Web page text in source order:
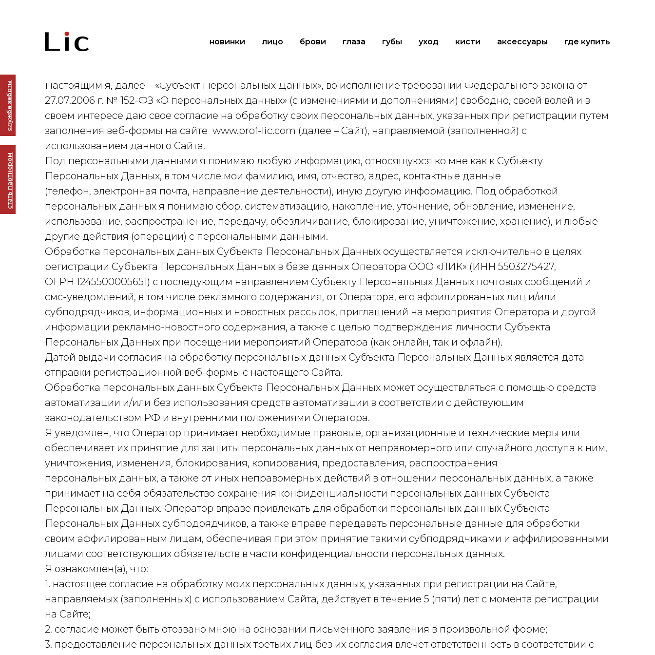
новинки лицо брови глаза губы уход кисти аксессуары где купить
cлужба заботы
cтать партнером
Согласие на обработку персональных данных
Настоящим я, далее – «Субъект Персональных Данных», во исполнение требований Федерального закона от
27.07.2006 г. № 152-ФЗ «О персональных данных» (с изменениями и дополнениями) свободно, своей волей и в
своем интересе даю свое согласие на обработку своих персональных данных, указанных при регистрации путем
заполнения веб-формы на сайте www.prof-lic.com (далее – Сайт), направляемой (заполненной) с
использованием данного Сайта.
Под персональными данными я понимаю любую информацию, относящуюся ко мне как к Субъекту
Персональных Данных, в том числе мои фамилию, имя, отчество, адрес, контактные данные
(телефон, электронная почта, направление деятельности), иную другую информацию. Под обработкой
персональных данных я понимаю сбор, систематизацию, накопление, уточнение, обновление, изменение,
использование, распространение, передачу, обезличивание, блокирование, уничтожение, хранение), и любые
другие действия (операции) с персональными данными.
Обработка персональных данных Субъекта Персональных Данных осуществляется исключительно в целях
регистрации Субъекта Персональных Данных в базе данных Оператора ООО «ЛИК» (ИНН 5503275427,
ОГРН 1245500005651) с последующим направлением Субъекту Персональных Данных почтовых сообщений и
смс-уведомлений, в том числе рекламного содержания, от Оператора, его аффилированных лиц и/или
субподрядчиков, информационных и новостных рассылок, приглашений на мероприятия Оператора и другой
информации рекламно-новостного содержания, а также с целью подтверждения личности Субъекта
Персональных Данных при посещении мероприятий Оператора (как онлайн, так и офлайн).
Датой выдачи согласия на обработку персональных данных Субъекта Персональных Данных является дата
отправки регистрационной веб-формы с настоящего Сайта.
Обработка персональных данных Субъекта Персональных Данных может осуществляться с помощью средств
автоматизации и/или без использования средств автоматизации в соответствии с действующим
законодательством РФ и внутренними положениями Оператора.
Я уведомлен, что Оператор принимает необходимые правовые, организационные и технические меры или
обеспечивает их принятие для защиты персональных данных от неправомерного или случайного доступа к ним,
уничтожения, изменения, блокирования, копирования, предоставления, распространения
персональных данных, а также от иных неправомерных действий в отношении персональных данных, а также
принимает на себя обязательство сохранения конфиденциальности персональных данных Субъекта
Персональных Данных. Оператор вправе привлекать для обработки персональных данных Субъекта
Персональных Данных субподрядчиков, а также вправе передавать персональные данные для обработки
своим аффилированным лицам, обеспечивая при этом принятие такими субподрядчиками и аффилированными
лицами соответствующих обязательств в части конфиденциальности персональных данных.
Я ознакомлен(а), что:
1. настоящее согласие на обработку моих персональных данных, указанных при регистрации на Сайте,
направляемых (заполненных) с использованием Cайта, действует в течение 5 (пяти) лет с момента регистрации
на Cайте;
2. согласие может быть отозвано мною на основании письменного заявления в произвольной форме;
3. предоставление персональных данных третьих лиц без их согласия влечет ответственность в соответствии с